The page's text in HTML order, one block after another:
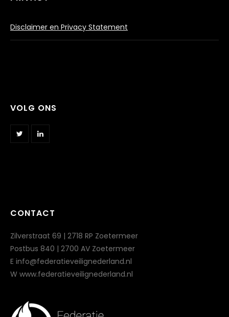
Disclaimer en Privacy Statement
VOLG ONS
CONTACT
Zilverstraat 69 | 2718 RP Zoetermeer
Postbus 840 | 2700 AV Zoetermeer
E info@federatieveilignederland.nl
W www.federatieveilignederland.nl